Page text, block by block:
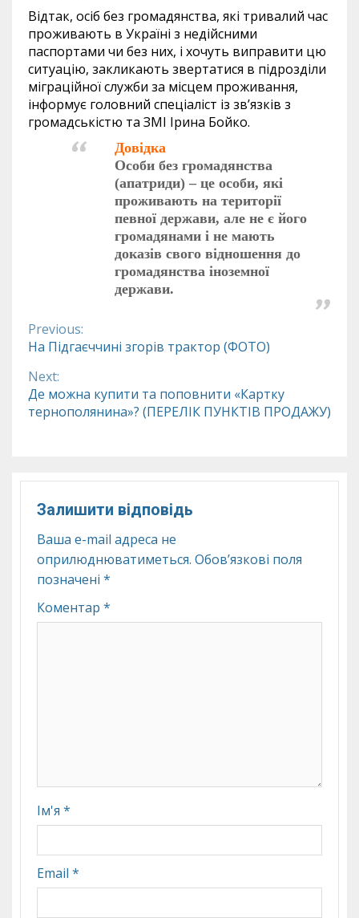
Відтак, осіб без громадянства, які тривалий час
проживають в Україні з недійсними
паспортами чи без них, і хочуть виправити цю
ситуацію, закликають звертатися в підрозділи
міграційної служби за місцем проживання,
інформує головний спеціаліст із зв’язків з
громадськістю та ЗМІ Ірина Бойко.
Довідка
Особи без громадянства
(апатриди) – це особи, які
проживають на території
певної держави, але не є його
громадянами і не мають
доказів свого відношення до
громадянства іноземної
держави.
Continue
Reading
Previous:
На Підгаєччині згорів трактор (ФОТО)
Next:
Де можна купити та поповнити «Картку
тернополянина»? (ПЕРЕЛІК ПУНКТІВ ПРОДАЖУ)
Залишити відповідь
Ваша e-mail адреса не
оприлюднюватиметься. Обов’язкові поля
позначені *
Коментар *
Ім'я *
Email *